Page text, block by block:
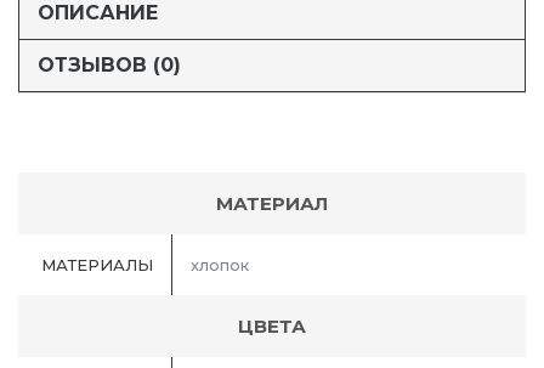
ОПИСАНИЕ
ОТЗЫВОВ (0)
МАТЕРИАЛ
МАТЕРИАЛЫ хлопок
ЦВЕТА